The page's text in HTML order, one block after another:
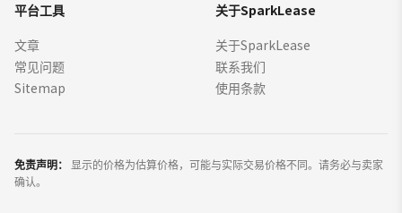
平台工具
文章
常见问题
Sitemap
关于SparkLease
关于SparkLease
联系我们
使用条款
免责声明：
显示的价格为估算价格，可能与实际交易价格不同。请务必与卖家
确认。